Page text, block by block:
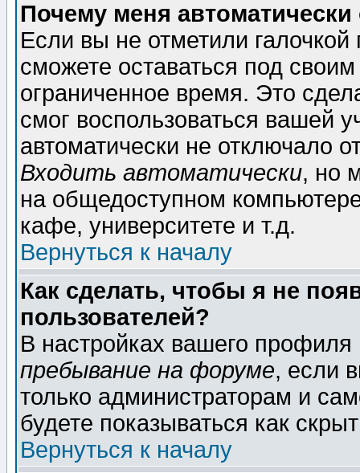
Почему меня автоматически
Если вы не отметили галочкой
сможете оставаться под
ограниченное время. Это
смог воспользоваться вашей
автоматически не отключало
Входить автоматически, но
на общедоступном
кафе, университете и т.д.
Вернуться к началу
Как сделать, чтобы я не
пользователей?
В настройках вашего
пребывание на форуме, если
только администраторам и
будете показываться как
Вернуться к началу